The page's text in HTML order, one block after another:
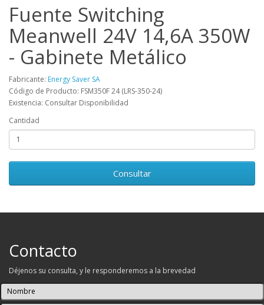
Fuente Switching
Meanwell 24V 14,6A 350W
- Gabinete Metálico
Fabricante: Energy Saver SA
Código de Producto: FSM350F 24 (LRS-350-24)
Existencia: Consultar Disponibilidad
Cantidad
Consultar
Contacto
Déjenos su consulta, y le responderemos a la brevedad